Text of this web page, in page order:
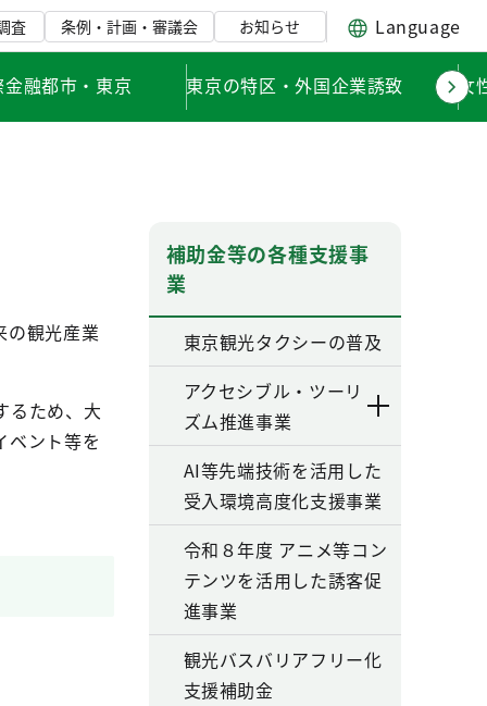
査 条例・計画・審議会 お知らせ Language
融都市・東京 東京の特区・外国企業誘致 女
観光産業
るため、大
ベント等を
補助金等の各種支援事
業
東京観光タクシーの普及
アクセシブル・ツーリ
ズム推進事業
AI等先端技術を活用した
受入環境高度化支援事業
令和８年度 アニメ等コン
テンツを活用した誘客促
進事業
観光バスバリアフリー化
支援補助金